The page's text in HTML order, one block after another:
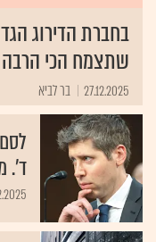
בחברת הדירוג
שתצמח הכי הרבה ב-
27.12.2025 בר לביא
ד'.